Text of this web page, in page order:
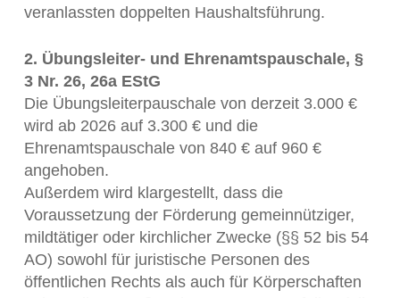
veranlassten doppelten Haushaltsführung.
2. Übungsleiter- und Ehrenamtspauschale, §
3 Nr. 26, 26a EStG
Die Übungsleiterpauschale von derzeit 3.000 €
wird ab 2026 auf 3.300 € und die
Ehrenamtspauschale von 840 € auf 960 €
angehoben.
Außerdem wird klargestellt, dass die
Voraussetzung der Förderung gemeinnütziger,
mildtätiger oder kirchlicher Zwecke (§§ 52 bis 54
AO) sowohl für juristische Personen des
öffentlichen Rechts als auch für Körperschaften